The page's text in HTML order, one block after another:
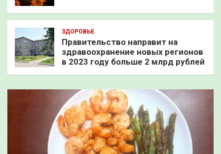
ЗДОРОВЬЕ
Правительство направит на
здравоохранение новых регионов
в 2023 году больше 2 млрд рублей